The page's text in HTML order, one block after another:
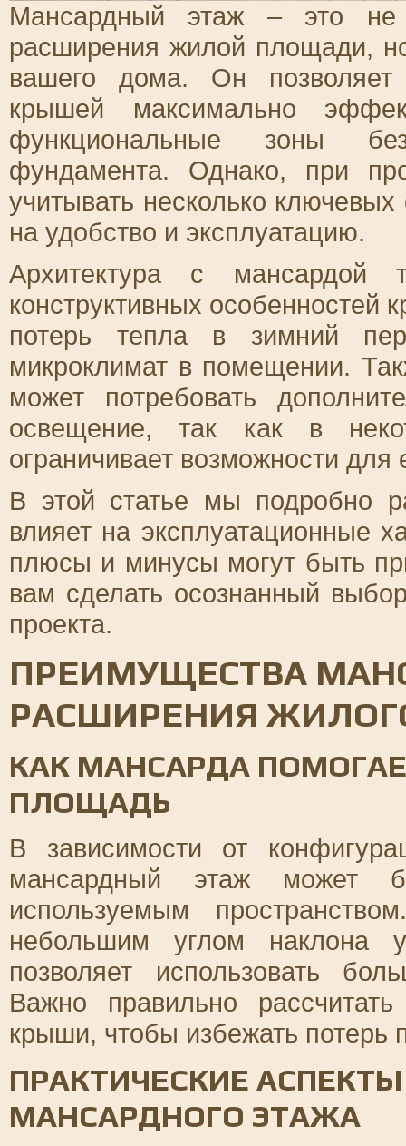
Мансардный этаж – это не
расширения жилой площади,
вашего дома. Он позволяет
крышей максимально
функциональные зоны
фундамента. Однако, при
учитывать несколько
на удобство и эксплуатацию.
Архитектура с мансардой
конструктивных особенностей
потерь тепла в зимний
микроклимат в помещении.
может потребовать
освещение, так как в
ограничивает возможности для
В этой статье мы подробно
влияет на эксплуатационные
плюсы и минусы могут быть
вам сделать осознанный
проекта.
ПРЕИМУЩЕСТВА
РАСШИРЕНИЯ
КАК МАНСАРДА
ПЛОЩАДЬ
В зависимости от
мансардный этаж может
используемым
небольшим углом наклона
позволяет использовать
Важно правильно
крыши, чтобы избежать потерь
ПРАКТИЧЕСКИЕ
МАНСАРДНОГО ЭТАЖА